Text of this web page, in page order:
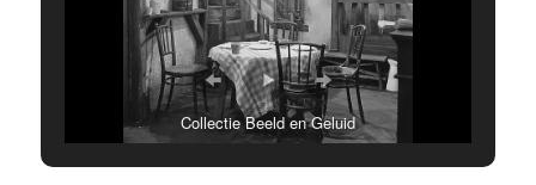
Collectie Beeld en Geluid